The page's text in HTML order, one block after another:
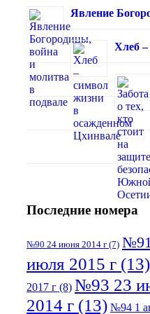
Явление
Хлеб
Последние номера
№90 24 июня 2014 г (7) №91
июля 2015 г (13)
2017 г (8) №93 23
2014 г (13) №94 1